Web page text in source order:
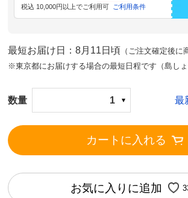
税込 10,000円以上でご利用可
ご利用条件
最短お届け日：8月11日頃 （ご注文確定後に
※東京都にお届けする場合の最短日程です（島しょ
数量 1 最
カートに入れる
お気に入りに追加